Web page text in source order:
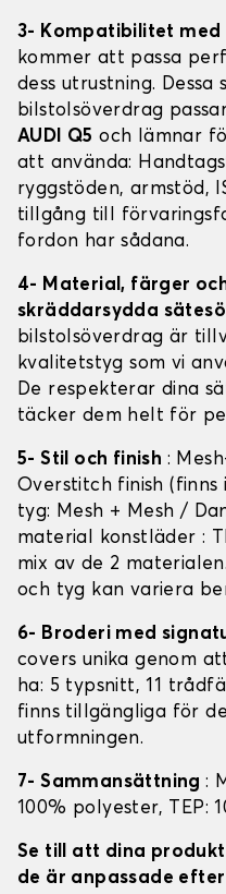
3- Kompatibilitet med
kommer att passa
dess utrustning. Dessa
bilstolsöverdrag
AUDI Q5 och lämnar
att använda:
ryggstöden, armstöd,
tillgång till
fordon har sådana.
4- Material, färger
skräddarsydda
bilstolsöverdrag är
kvalitetstyg som vi
De respekterar dina
täcker dem helt för
5- Stil och finish :
Overstitch finish
tyg: Mesh + Mesh /
material konstläder :
mix av de 2
och tyg kan variera
6- Broderi med
covers unika genom
ha: 5 typsnitt, 11
finns tillgängliga för
utformningen.
7- Sammansättning:
100% polyester, TEP:
Se till att dina
de är anpassade